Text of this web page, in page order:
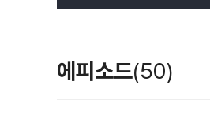
에피소드(50)